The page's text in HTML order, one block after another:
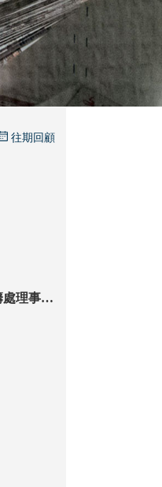
往期回顧